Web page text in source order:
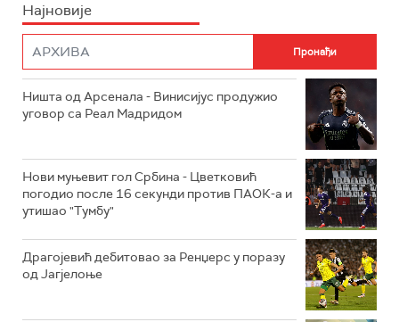
Најновије
Ништа од Арсенала - Винисијус продужио
уговор са Реал Мадридом
Нови муњевит гол Србина - Цветковић
погодио после 16 секунди против ПАОК-а и
утишао "Тумбу"
Драгојевић дебитовао за Ренџерс у поразу
од Јагјелоње